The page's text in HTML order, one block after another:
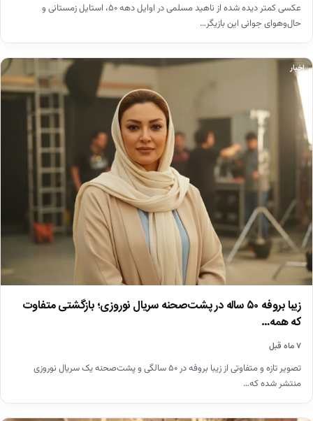
عکسی کمتر دیده شده از ناهید مسلمی در اوایل دهه ۵۰، استایل زمستانی و
حال‌وهوای جوانی این بازیگر…
اخبار
زیبا بروفه ۵۰ ساله در پشت‌صحنه سریال نوروزی؛ بازگشتی متفاوت
که همه…
۷ ماه قبل
تصویر تازه و متفاوتی از زیبا بروفه در ۵۰ سالگی و پشت‌صحنه یک سریال نوروزی
منتشر شده که…